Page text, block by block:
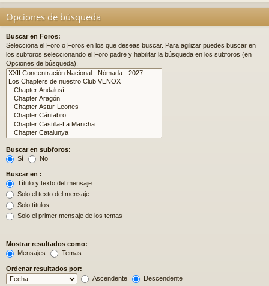
Opciones de búsqueda
Buscar en Foros:
Selecciona el Foro o Foros en los que deseas buscar. Para agilizar puedes buscar en
los subforos seleccionando el Foro padre y habilitar la búsqueda en los subforos (en
Opciones de búsqueda).
Buscar en subforos:
Sí
No
Buscar en :
Título y texto del mensaje
Solo el texto del mensaje
Solo títulos
Solo el primer mensaje de los temas
Mostrar resultados como:
Mensajes
Temas
Ordenar resultados por:
Ascendente
Descendente